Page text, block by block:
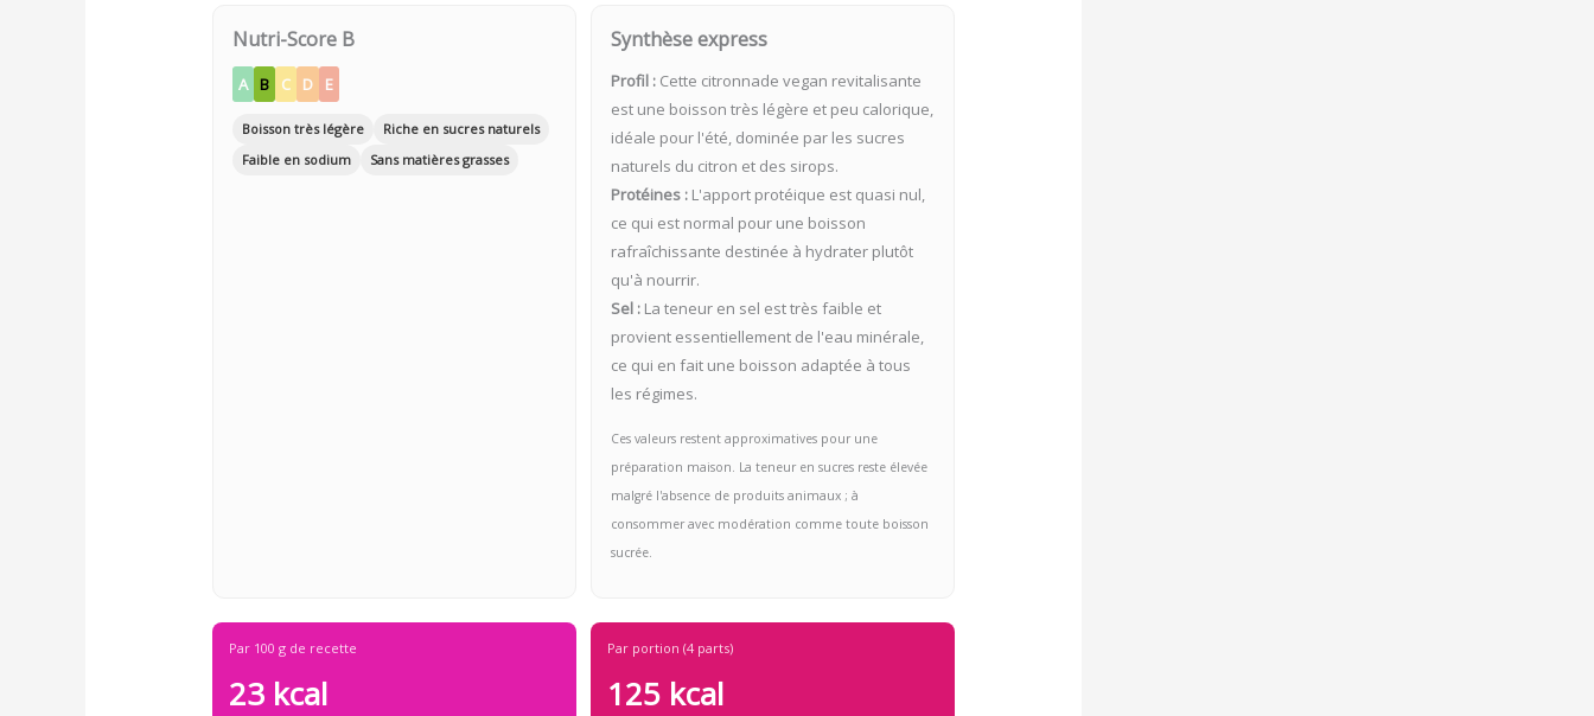
Nutri-Score B
A B C D E
Boisson très légère
Riche en sucres naturels
Faible en sodium
Sans matières grasses
Synthèse express
Profil : Cette citronnade vegan revitalisante
est une boisson très légère et peu calorique,
idéale pour l'été, dominée par les sucres
naturels du citron et des sirops.
Protéines : L'apport protéique est quasi nul,
ce qui est normal pour une boisson
rafraîchissante destinée à hydrater plutôt
qu'à nourrir.
Sel : La teneur en sel est très faible et
provient essentiellement de l'eau minérale,
ce qui en fait une boisson adaptée à tous
les régimes.
Ces valeurs restent approximatives pour une
préparation maison. La teneur en sucres reste élevée
malgré l'absence de produits animaux ; à
consommer avec modération comme toute boisson
sucrée.
Par 100 g de recette
23 kcal
Par portion (4 parts)
125 kcal